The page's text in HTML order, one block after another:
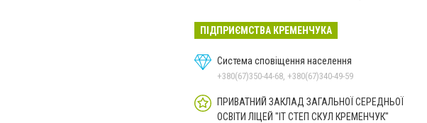
ПІДПРИЄМСТВА КРЕМЕНЧУКА
Система сповіщення населення
+380(67)350-44-68, +380(67)340-49-59
ПРИВАТНИЙ ЗАКЛАД ЗАГАЛЬНОЇ СЕРЕДНЬОЇ
ОСВІТИ ЛІЦЕЙ "ІТ СТЕП СКУЛ КРЕМЕНЧУК"